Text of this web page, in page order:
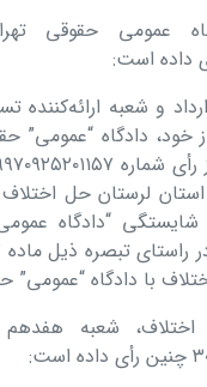
و شعبه
شایستگی “دادگاه
با دادگاه “عمومی”
شعبه